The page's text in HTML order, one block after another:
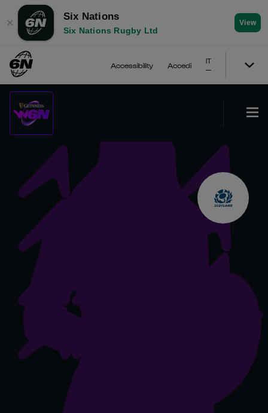
✕
Six Nations
Six Nations Rugby Ltd
View
Accessibility Accedi
IT